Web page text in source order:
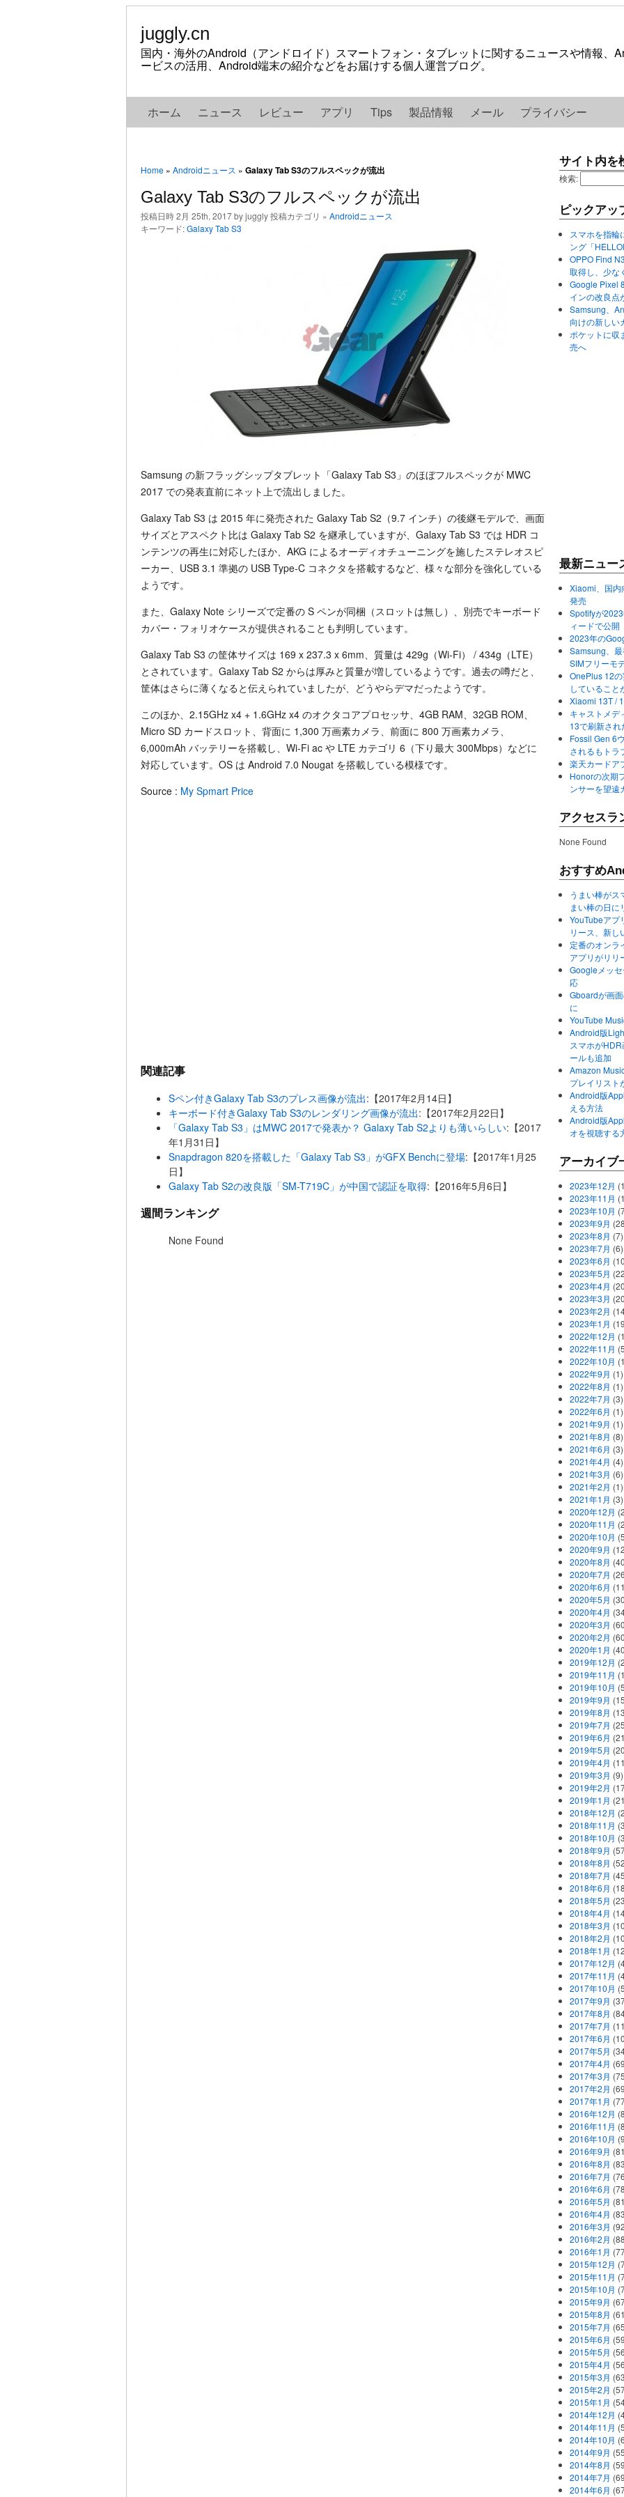
juggly.cn
国内・海外のAndroid（アンドロイド）スマートフォン・タブレットに関するニュースや情報、
ービスの活用、Android端末の紹介などをお届けする個人運営ブログ。
ホーム ニュース レビュー アプリ Tips 製品情報 メール プライバシー
Home » Androidニュース » Galaxy Tab S3のフルスペックが流出
Galaxy Tab S3のフルスペックが流出
投稿日時 2月 25th, 2017 by juggly 投稿カテゴリ » Androidニュース
キーワード:Galaxy Tab S3
Samsung の新フラッグシップタブレット「Galaxy Tab S3」のほぼフルスペックが MWC
2017 での発表直前にネット上で流出しました。
Galaxy Tab S3 は 2015 年に発売された Galaxy Tab S2（9.7 インチ）の後継モデルで、画面
サイズとアスペクト比は Galaxy Tab S2 を継承していますが、Galaxy Tab S3 では HDR コ
ンテンツの再生に対応したほか、AKG によるオーディオチューニングを施したステレオスピ
ーカー、USB 3.1 準拠の USB Type-C コネクタを搭載するなど、様々な部分を強化している
ようです。
また、Galaxy Note シリーズで定番の S ペンが同梱（スロットは無し）、別売でキーボード
カバー・フォリオケースが提供されることも判明しています。
Galaxy Tab S3 の筐体サイズは 169 x 237.3 x 6mm、質量は 429g（Wi-Fi） / 434g（LTE）
とされています。Galaxy Tab S2 からは厚みと質量が増しているようです。過去の噂だと、
筐体はさらに薄くなると伝えられていましたが、どうやらデマだったようです。
このほか、2.15GHz x4 + 1.6GHz x4 のオクタコアプロセッサ、4GB RAM、32GB ROM、
Micro SD カードスロット、背面に 1,300 万画素カメラ、前面に 800 万画素カメラ、
6,000mAh バッテリーを搭載し、Wi-Fi ac や LTE カテゴリ 6（下り最大 300Mbps）などに
対応しています。OS は Android 7.0 Nougat を搭載している模様です。
Source : My Spmart Price
関連記事
Sペン付きGalaxy Tab S3のプレス画像が流出:【2017年2月14日】
キーボード付きGalaxy Tab S3のレンダリング画像が流出:【2017年2月22日】
「Galaxy Tab S3」はMWC 2017で発表か？ Galaxy Tab S2よりも薄いらしい:【2017
年1月31日】
Snapdragon 820を搭載した「Galaxy Tab S3」がGFX Benchに登場:【2017年1月25
日】
Galaxy Tab S2の改良版「SM-T719C」が中国で認証を取得:【2016年5月6日】
週間ランキング
None Found
サイト内を
検索:
ピックアッ
スマホを指輪
ング「
OPPO Find
取得し、少な
Google Pixel
インの改良点
Samsung、
向けの新しい
ポケットに収
売へ
最新ニュー
Xiaomi、国内
発売
Spotifyが
ィードで公開
2023年の
Samsung、
SIMフリーモ
OnePlus 12
していること
Xiaomi 13T /
キャストメデ
13で刷新さ
Fossil Gen 6
されるもトラ
楽天カードア
Honorの次期
ンサーを望遠
アクセスラ
None Found
おすすめ
うまい棒がス
まい棒の日に
YouTubeアプ
リース、新し
定番のオンラ
アプリがリリ
Googleメッ
応
Gboardが画
に
YouTube
Android版
スマホが
ールも追加
Amazon
プレイリスト
Android版
える方法
Android版
オを視聴する
アーカイブ
2023年12月
2023年11月
2023年10月
2023年9月
2023年8月 (7)
2023年7月 (6)
2023年6月
2023年5月
2023年4月
2023年3月
2023年2月
2023年1月
2022年12月
2022年11月
2022年10月
2022年9月 (1)
2022年8月 (1)
2022年7月 (3)
2022年6月 (1)
2021年9月 (1)
2021年8月 (8)
2021年6月 (3)
2021年4月 (4)
2021年3月 (6)
2021年2月 (1)
2021年1月 (3)
2020年12月
2020年11月
2020年10月
2020年9月
2020年8月
2020年7月
2020年6月
2020年5月
2020年4月
2020年3月
2020年2月
2020年1月
2019年12月
2019年11月
2019年10月
2019年9月
2019年8月
2019年7月
2019年6月
2019年5月
2019年4月
2019年3月 (9)
2019年2月
2019年1月
2018年12月
2018年11月
2018年10月
2018年9月
2018年8月
2018年7月
2018年6月
2018年5月
2018年4月
2018年3月
2018年2月
2018年1月
2017年12月
2017年11月
2017年10月
2017年9月
2017年8月
2017年7月
2017年6月
2017年5月
2017年4月
2017年3月
2017年2月
2017年1月
2016年12月
2016年11月
2016年10月
2016年9月
2016年8月
2016年7月
2016年6月
2016年5月
2016年4月
2016年3月
2016年2月
2016年1月
2015年12月
2015年11月
2015年10月
2015年9月
2015年8月
2015年7月
2015年6月
2015年5月
2015年4月
2015年3月
2015年2月
2015年1月
2014年12月
2014年11月
2014年10月
2014年9月
2014年8月
2014年7月
2014年6月